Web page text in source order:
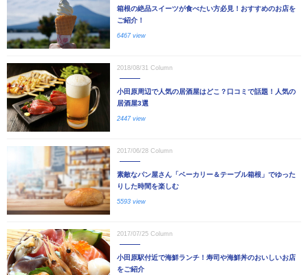
箱根の絶品スイーツが食べたい方必見！おすすめのお店を
ご紹介！
6467 view
2018/08/31 Column
小田原周辺で人気の居酒屋はどこ？口コミで話題！人気の
居酒屋3選
2447 view
2017/06/28 Column
素敵なパン屋さん「ベーカリー＆テーブル箱根」でゆった
りした時間を楽しむ
5593 view
2017/07/25 Column
小田原駅付近で海鮮ランチ！寿司や海鮮丼のおいしいお店
をご紹介